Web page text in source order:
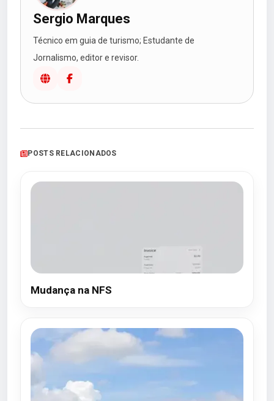
Sergio Marques
Técnico em guia de turismo; Estudante de
Jornalismo, editor e revisor.
POSTS RELACIONADOS
Mudança na NFS